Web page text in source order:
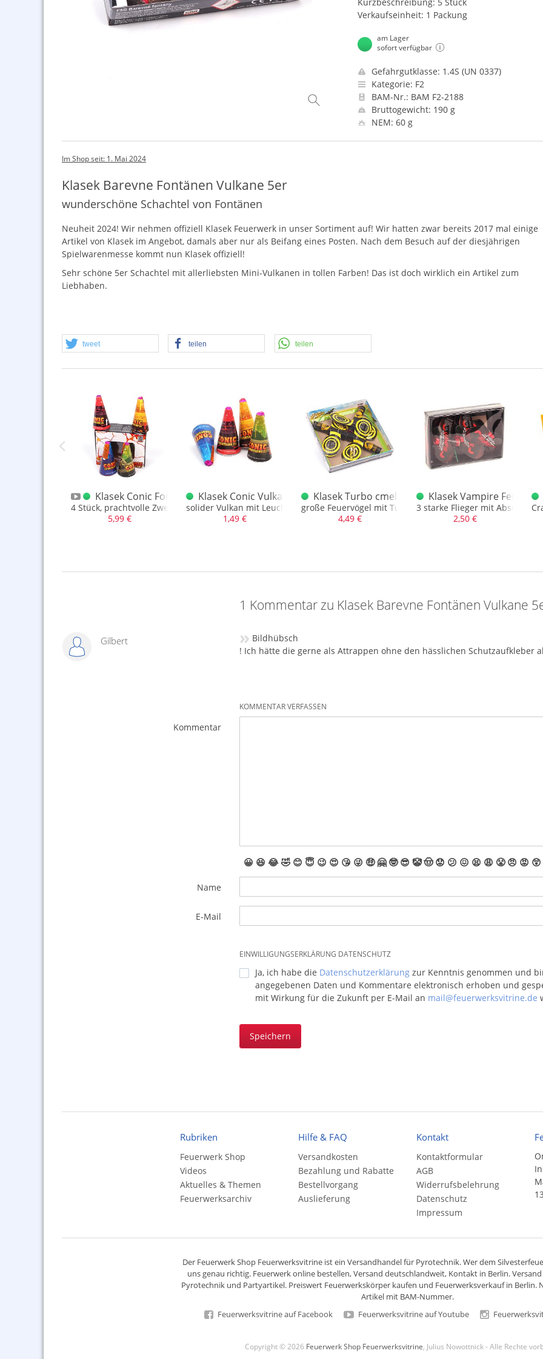
Verkaufseinheit: 1 Packung
am Lager
sofort verfügbar
Gefahrgutklasse: 1.4S (UN 0337)
Kategorie: F2
BAM-Nr.: BAM F2-2188
Bruttogewicht: 190 g
NEM: 60 g
Im Shop seit: 1. Mai 2024
Klasek Barevne Fontänen Vulkane 5er
wunderschöne Schachtel von Fontänen
Neuheit 2024! Wir nehmen offiziell Klasek Feuerwerk in unser Sortiment auf! Wir hatten zwar bereits 2017 mal einige
Artikel von Klasek im Angebot, damals aber nur als Beifang eines Posten. Nach dem Besuch auf der diesjährigen
Spielwarenmesse kommt nun Klasek offiziell!
Sehr schöne 5er Schachtel mit allerliebsten Mini-Vulkanen in tollen Farben! Das ist doch wirklich ein Artikel zum
Liebhaben.
tweet teilen teilen
Airplanes 4er
mit Crackling. Pfiff und Bukett
Klasek Conic Fontänen Mix Vulkan-Box 4er
4 Stück, prachtvolle Zwerge...
5,99 €
Klasek Conic Vulkane XL bunt
solider Vulkan mit Leuchtbasis und Silbereffekt.
1,49 €
Klasek Turbo cmelik Flieger XXL 3er
große Feuervögel mit Turboeffekt und Crackling
4,49 €
Klasek Vampire
3 starke Flieger mit
2,50 €
1 Kommentar zu Klasek Barevne Fontänen Vulkane
Gilbert » Bildhübsch
! Ich hätte die gerne als Attrappen ohne den hässlichen Schutzaufkleber
KOMMENTAR VERFASSEN
Kommentar
😀 😆 😂🤣 😊 😇 😉 😍 😘 😜 🤑 🤗 🤓 😎 🤡🤠 😟 😕 😖 😫 😩 😤 😠 😡 😲
Name
E-Mail
EINWILLIGUNGSERKLÄRUNG DATENSCHUTZ
Ja, ich habe die Datenschutzerklärungzur Kenntnis genommen und
angegebenen Daten und Kommentare elektronisch erhoben und
mit Wirkung für die Zukunft per E-Mail an mail@feuerwerksvitrine.de
Speichern
Rubriken
Feuerwerk Shop
Videos
Aktuelles & Themen
Feuerwerksarchiv
Hilfe & FAQ
Versandkosten
Bezahlung und Rabatte
Bestellvorgang
Auslieferung
Kontakt
Kontaktformular
AGB
Widerrufsbelehrung
Datenschutz
Impressum
Der Feuerwerk Shop Feuerwerksvitrine ist ein Versandhandelfür Pyrotechnik. Wer dem
uns genau richtig. Feuerwerk online bestellen,Versand deutschlandweit, Kontakt in Berlin.
Pyrotechnikund Partyartikel. Preiswert Feuerwerkskörperkaufen und Feuerwerksverkauf in Berlin.
Artikel mit BAM-Nummer.
Feuerwerksvitrine auf Facebook
Feuerwerksvitrine auf Youtube
Copyright © 2026 Feuerwerk Shop Feuerwerksvitrine , Julius Nowottnick - Alle Rechte